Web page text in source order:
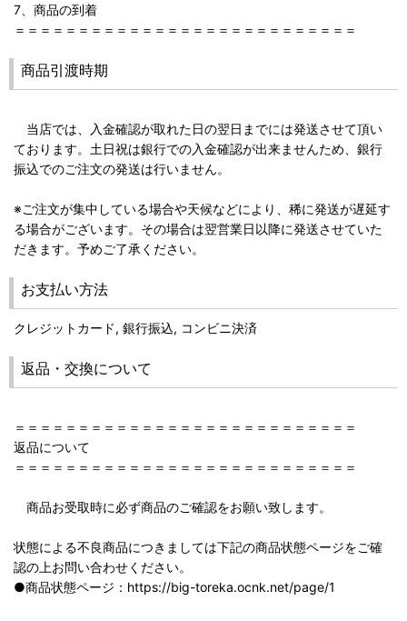
7、商品の到着
＝＝＝＝＝＝＝＝＝＝＝＝＝＝＝＝＝＝＝＝＝＝＝＝＝＝＝
商品引渡時期
当店では、入金確認が取れた日の翌日までには発送させて頂い
ております。土日祝は銀行での入金確認が出来ませんため、銀行
振込でのご注文の発送は行いません。
※ご注文が集中している場合や天候などにより、稀に発送が遅延す
る場合がございます。その場合は翌営業日以降に発送させていた
だきます。予めご了承ください。
お支払い方法
クレジットカード, 銀行振込, コンビニ決済
返品・交換について
＝＝＝＝＝＝＝＝＝＝＝＝＝＝＝＝＝＝＝＝＝＝＝＝＝＝＝
返品について
＝＝＝＝＝＝＝＝＝＝＝＝＝＝＝＝＝＝＝＝＝＝＝＝＝＝＝
商品お受取時に必ず商品のご確認をお願い致します。
状態による不良商品につきましては下記の商品状態ページをご確
認の上お問い合わせください。
●商品状態ページ：https://big-toreka.ocnk.net/page/1